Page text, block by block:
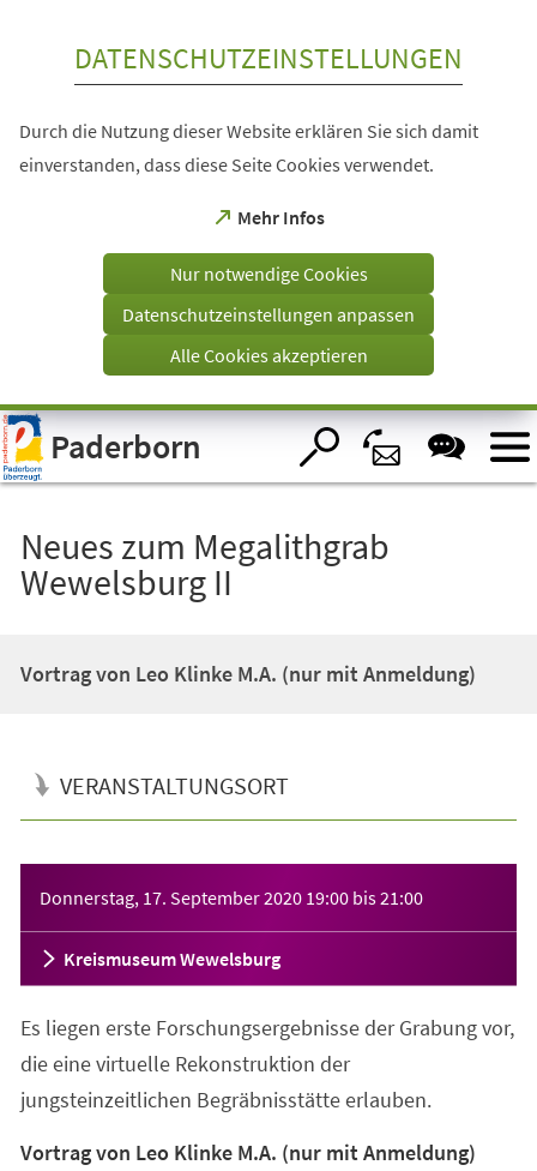
Visuelle
Assistenzsoftware
öffnen.
DATENSCHUTZEINSTELLUNGEN
Durch die Nutzung dieser Website erklären Sie sich damit
einverstanden, dass diese Seite Cookies verwendet.
Mehr Infos
(Öffnet
einem
Tab)
Nur notwendige Cookies
Datenschutzeinstellungen anpassen
Alle Cookies akzeptieren
Paderborn
Neues zum Megalithgrab
Wewelsburg II
Vortrag von Leo Klinke M.A. (nur mit Anmeldung)
VERANSTALTUNGSORT
Donnerstag, 17. September 2020 19:00 bis21:00
Kreismuseum Wewelsburg
Es liegen erste Forschungsergebnisse der Grabung vor,
die eine virtuelle Rekonstruktion der
jungsteinzeitlichen Begräbnisstätte erlauben.
Vortrag von Leo Klinke M.A. (nur mit Anmeldung)